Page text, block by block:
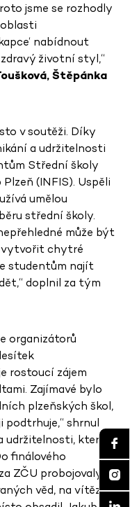
jsme se rozhodly
nabídnout
životní styl,“
Štěpánka
v soutěži. Díky
a udržitelnosti
Střední školy
(INFIS). Uspěli
umělou
střední školy.
může být
vytvořit chytré
studentům najít
doplnil za tým
organizátorů
rostoucí zájem
Zajímavé bylo
plzeňských škol,
shrnul
které
finálového
ZČU probojovaly
věd, na vítězné